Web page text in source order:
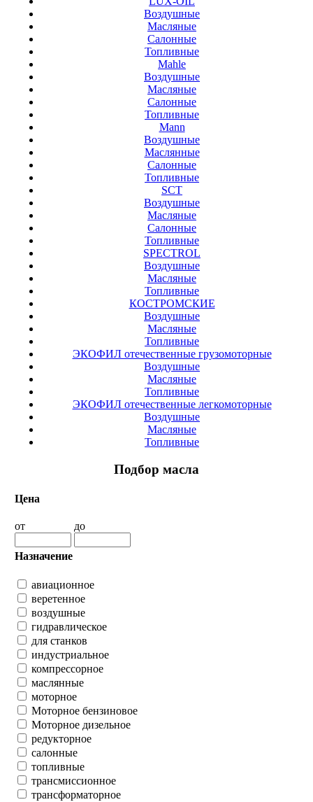
Воздушные
Масляные
Салонные
Топливные
Mahle
Воздушные
Масляные
Салонные
Топливные
Mann
Воздушные
Маслянные
Салонные
Топливные
SCT
Воздушные
Масляные
Салонные
Топливные
SPECTROL
Воздушные
Масляные
Топливные
КОСТРОМСКИЕ
Воздушные
Масляные
Топливные
ЭКОФИЛ отечественные грузомоторные
Воздушные
Масляные
Топливные
ЭКОФИЛ отечественные легкомоторные
Воздушные
Масляные
Топливные
Подбор масла
Цена
от до
Назначение
авиационное
веретенное
воздушные
гидравлическое
для станков
индустриальное
компрессорное
маслянные
моторное
Моторное бензиновое
Моторное дизельное
редукторное
салонные
топливные
трансмиссионное
трансформаторное